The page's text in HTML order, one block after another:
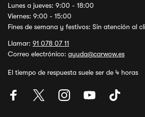
Lunes a jueves: 9:00 - 18:00
Viernes: 9:00 - 15:00
Fines de semana y festivos: Sin atención al
Llamar: 91 078 07 11
Correo electrónico: ayuda@carwow.es
El tiempo de respuesta suele ser de 4 horas